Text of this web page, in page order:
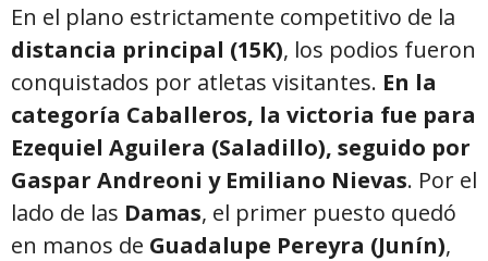
En el plano estrictamente competitivo de la
distancia principal (15K), los podios fueron
conquistados por atletas visitantes. En la
categoría Caballeros, la victoria fue para
Ezequiel Aguilera (Saladillo), seguido por
Gaspar Andreoni y Emiliano Nievas. Por el
lado de las Damas, el primer puesto quedó
en manos de Guadalupe Pereyra (Junín),